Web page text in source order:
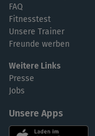
FAQ
Fitnesstest
Unsere Trainer
Freunde werben
Weitere Links
Presse
Jobs
Unsere Apps